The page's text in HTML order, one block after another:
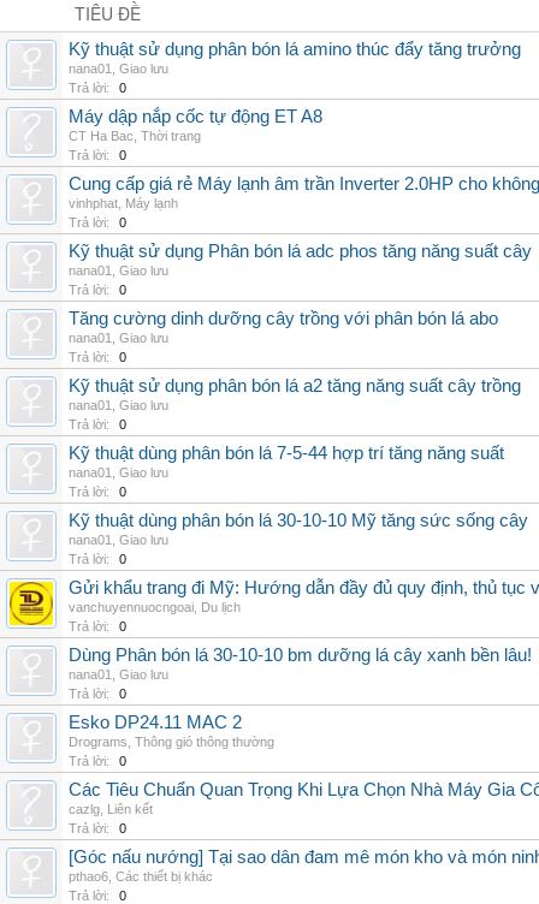
TIÊU ĐỀ
Kỹ thuật sử dụng phân bón lá amino thúc đẩy tăng trưởng
nana01
Giao lưu
Trả lời:
0
Máy dập nắp cốc tự động ET A8
CT Ha Bac Thời trang
Trả lời:
0
Cung cấp giá rẻ Máy lạnh âm trần Inverter 2.0HP cho
vinhphat Máy lạnh
Trả lời:
0
Kỹ thuật sử dụng Phân bón lá adc phos tăng năng suất cây
nana01
Giao lưu
Trả lời:
0
Tăng cường dinh dưỡng cây trồng với phân bón lá abo
nana01
Giao lưu
Trả lời:
0
Kỹ thuật sử dụng phân bón lá a2 tăng năng suất cây trồng
nana01
Giao lưu
Trả lời:
0
Kỹ thuật dùng phân bón lá 7-5-44 hợp trí tăng năng suất
nana01
Giao lưu
Trả lời:
0
Kỹ thuật dùng phân bón lá 30-10-10 Mỹ tăng sức sống cây
nana01
Giao lưu
Trả lời:
0
Gửi khẩu trang đi Mỹ: Hướng dẫn đầy đủ quy định, thủ tục
vanchuyennuocngoai Du lịch
Trả lời:
0
Dùng Phân bón lá 30-10-10 bm dưỡng lá cây xanh bền lâu!
nana01
Giao lưu
Trả lời:
0
Esko DP24.11 MAC 2
Drograms Thông gió thông thường
Trả lời:
0
Các Tiêu Chuẩn Quan Trọng Khi Lựa Chọn Nhà Máy Gia
cazlg Liên kết
Trả lời:
0
[Góc nấu nướng] Tại sao dân đam mê món kho và món
pthao6 Các thiết bị khác
Trả lời:
0